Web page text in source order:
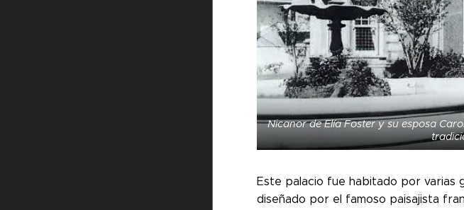
Nicanor de Elía Foster y su esposa
Este palacio fue habitado por varias
diseñado por el famoso paisajista